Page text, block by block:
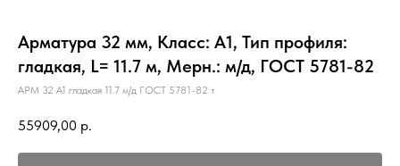
Арматура 32 мм, Класс: А1, Тип профиля:
гладкая, L= 11.7 м, Мерн.: м/д, ГОСТ 5781-82
АРМ 32 А1 гладкая 11.7 м/д ГОСТ 5781-82 т
55909,00 р.